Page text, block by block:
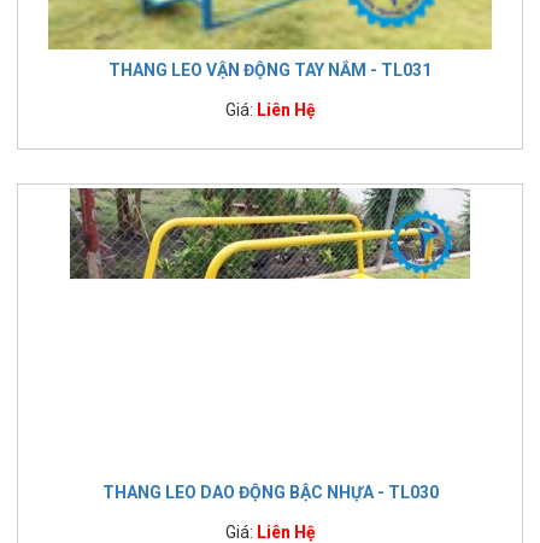
THANG LEO VẬN ĐỘNG TAY NẮM - TL031
Giá: Liên Hệ
THANG LEO DAO ĐỘNG BẬC NHỰA - TL030
Giá: Liên Hệ